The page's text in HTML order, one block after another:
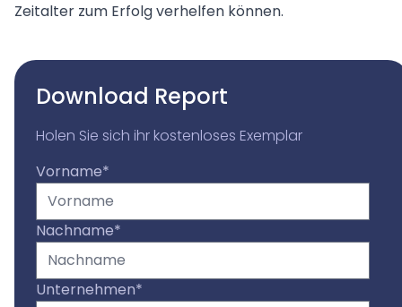
Zeitalter zum Erfolg verhelfen können.
Download Report
Holen Sie sich ihr kostenloses Exemplar
Vorname*
Nachname*
Unternehmen*